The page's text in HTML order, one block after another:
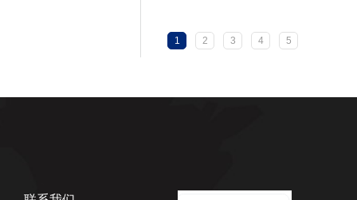
1 2 3 4 5